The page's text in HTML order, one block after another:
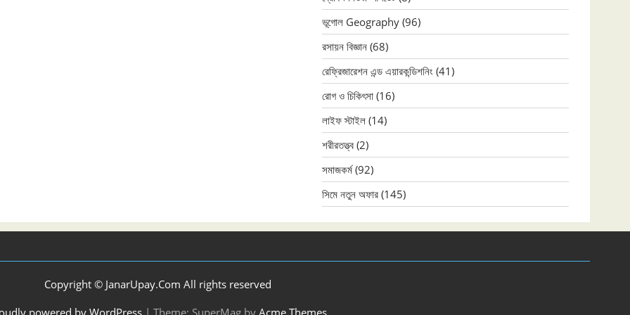
ভূগোল Geography (96)
রসায়ন বিজ্ঞান (68)
রেফ্রিজারেশন এন্ড এয়ারকন্ডিশনিং (41)
রোগ ও চিকিৎসা (16)
লাইফ স্টাইল (14)
শরীরতত্ত্ব (2)
সমাজকর্ম(92)
সিমে নতুন ‍অফার (145)
Copyright © JanarUpay.Com All rights reserved
powered by WordPress | Theme: SuperMag by Acme Themes